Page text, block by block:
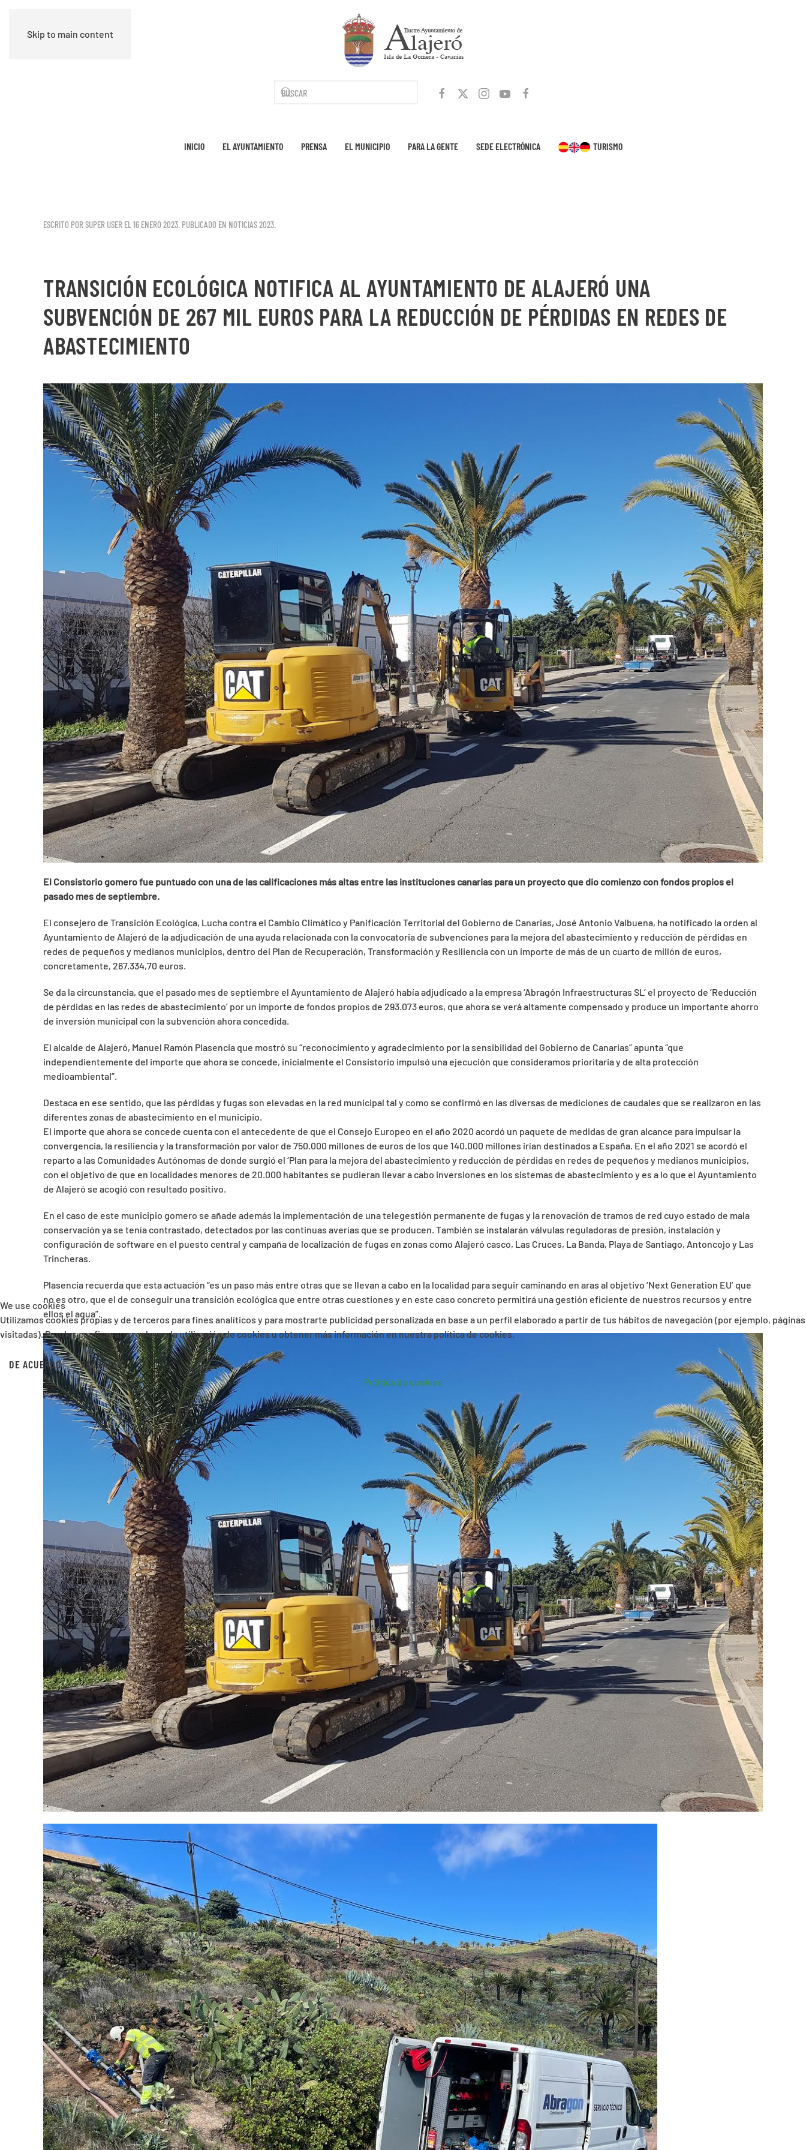
Skip to main content
INICIO EL AYUNTAMIENTO PRENSA EL MUNICIPIO PARA LA GENTE SEDE ELECTRÓNICA TURISMO
ESCRITO POR SUPER USER EL16 ENERO 2023. PUBLICADO EN NOTICIAS 2023.
TRANSICIÓN ECOLÓGICA NOTIFICA AL AYUNTAMIENTO DE ALAJERÓ UNA
SUBVENCIÓN DE 267 MIL EUROS PARA LA REDUCCIÓN DE PÉRDIDAS EN REDES DE
ABASTECIMIENTO
El Consistorio gomero fue puntuado con una de las calificaciones más altas entre las instituciones canarias para un proyecto que dio comienzo con fondos propios el
pasado mes deseptiembre.
El consejero de Transición Ecológica, Lucha contra el Cambio Climático y Panificación Territorial del Gobierno de Canarias, José Antonio Valbuena, ha notificado la orden al
Ayuntamiento de Alajeró de la adjudicación de una ayuda relacionada con la convocatoria de subvenciones para la mejora del abastecimiento y reducción de pérdidas en
redes de pequeños y medianos municipios, dentro del Plan de Recuperación, Transformación y Resiliencia con un importe de más de un cuarto de millón de euros,
concretamente, 267.334,70 euros.
Se da la circunstancia, que el pasado mes de septiembre el Ayuntamiento de Alajeró había adjudicado a la empresa ‘Abragón Infraestructuras SL’ el proyecto de ‘Reducción
de pérdidas en las redes de abastecimiento’ por un importe de fondos propios de 293.073 euros, que ahora se verá altamente compensado y produce un importante ahorro
de inversión municipal con la subvención ahora concedida.
El alcalde de Alajeró, Manuel Ramón Plasencia que mostró su “reconocimiento y agradecimiento por la sensibilidad del Gobierno de Canarias” apunta “que
independientemente del importe que ahora se concede, inicialmente el Consistorio impulsó una ejecución que consideramos prioritaria y de alta protección
medioambiental”.
Destaca en ese sentido, que las pérdidas y fugas son elevadas en la red municipal tal y como se confirmó en las diversas de mediciones de caudales que se realizaron en las
diferentes zonas de abastecimiento en el municipio.
El importe que ahora se concede cuenta con el antecedente de que el Consejo Europeo en el año 2020 acordó un paquete de medidas de gran alcance para impulsar la
convergencia, la resiliencia y la transformación por valor de 750.000 millones de euros de los que 140.000 millones irían destinados a España. En el año 2021 se acordó el
reparto a las Comunidades Autónomas de donde surgió el ‘Plan para la mejora del abastecimiento y reducción de pérdidas en redes de pequeños y medianos municipios,
con el objetivo de que en localidades menores de 20.000 habitantes se pudieran llevar a cabo inversiones en los sistemas de abastecimiento y es a lo que el Ayuntamiento
de Alajeró se acogió con resultado positivo.
En el caso de este municipio gomero se añade además la implementación de una telegestión permanente de fugas y la renovación de tramos de red cuyo estado de mala
conservación ya se tenía contrastado, detectados por las continuas averías que se producen. También se instalarán válvulas reguladoras de presión, instalación y
configuración de software en el puesto central y campaña de localización de fugas en zonas como Alajeró casco, Las Cruces, La Banda, Playa de Santiago, Antoncojo y Las
Trincheras.
Plasencia recuerda que esta actuación “es un paso más entre otras que se llevan a cabo en la localidad para seguir caminando en aras al objetivo ‘Next Generation EU’ que
no es otro, que el de conseguir una transición ecológica que entre otras cuestiones y en este caso concreto permitirá una gestión eficiente de nuestros recursos y entre
ellos el agua”.
We use cookies
Utilizamos cookies propias y de terceros para fines analíticos y para mostrarte publicidad personalizada en base a un perfil elaborado a partir de tus hábitos de navegación (por ejemplo, páginas
visitadas). Puedes configurar o rechazar la utilización de cookies u obtener más información en nuestra política de cookies.
DE ACUERDO RECHAZAR
Política de cookies